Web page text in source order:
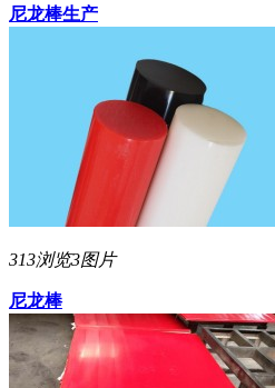
尼龙棒生产
313浏览3图片
尼龙棒